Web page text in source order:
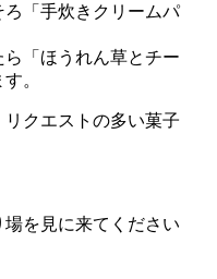
「手炊きクリームパ
「ほうれん草とチー
。
クエストの多い菓子
を見に来てください